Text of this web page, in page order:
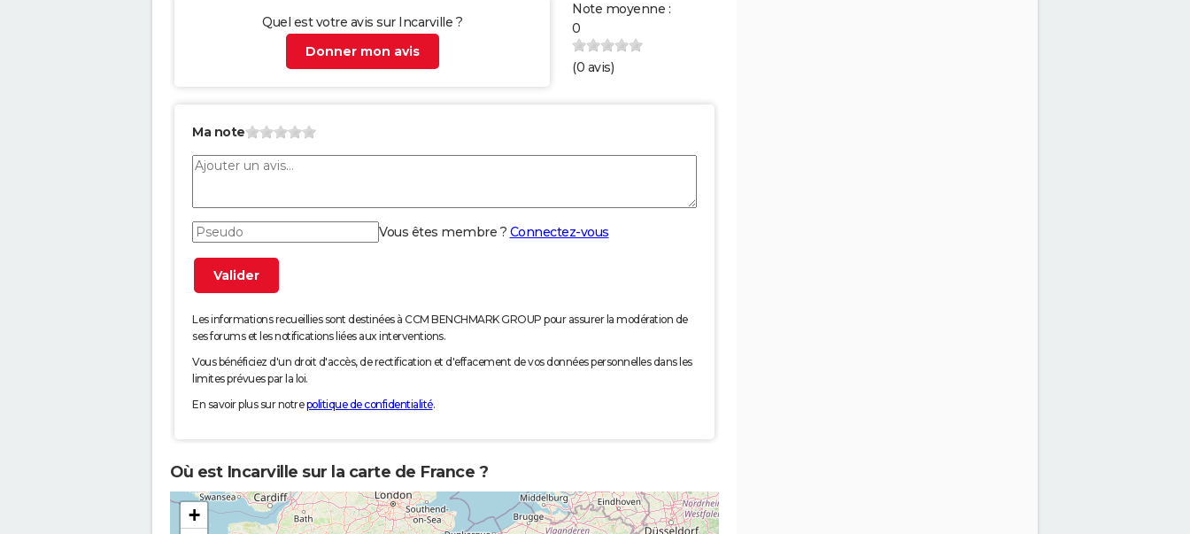
Quel est votre avis sur Incarville ?
Donner mon avis
Note moyenne :
0
(0 avis)
Ma note
Vous êtes membre ? Connectez-vous
Les informations recueillies sont destinées à CCM BENCHMARK GROUP pour assurer la modération de
ses forums et les notifications liées aux interventions.
Vous bénéficiez d'un droit d'accès, de rectification et d'effacement de vos données personnelles dans les
limites prévues par la loi.
En savoir plus sur notrepolitique de confidentialité.
Où est Incarville sur la carte de France ?
+